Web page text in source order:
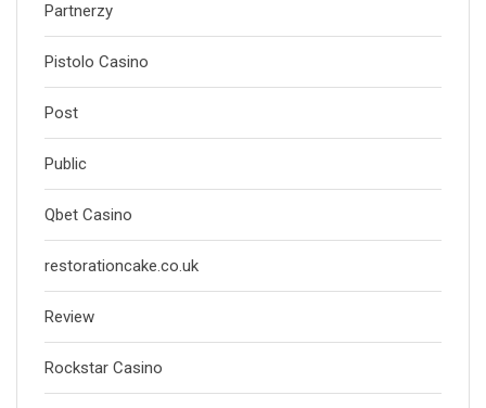
Partnerzy
Pistolo Casino
Post
Public
Qbet Casino
restorationcake.co.uk
Review
Rockstar Casino